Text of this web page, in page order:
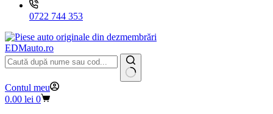
0722 744 353
EDMauto.ro
Niciun
rezultat
Contul meu
Coș
0.00 lei 0